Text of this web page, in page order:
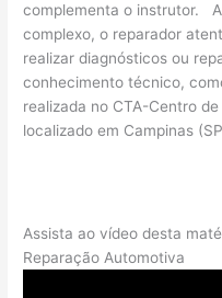
complementa o instrutor.
complexo, o reparador
realizar diagnósticos ou
conhecimento técnico,
realizada no CTA-Centro
localizado em Campinas
Assista ao vídeo desta
Reparação Automotiva